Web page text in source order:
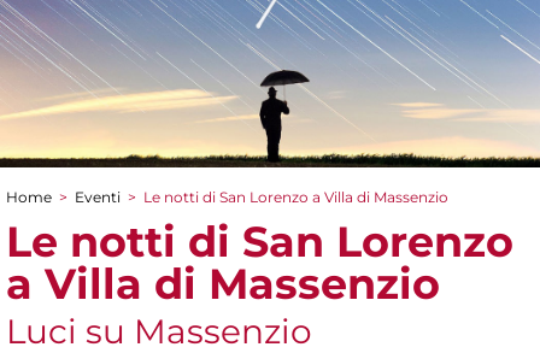
Tu sei qui
Home > Eventi > Le notti di San Lorenzo a Villa di Massenzio
Le notti di San Lorenzo
a Villa di Massenzio
Luci su Massenzio